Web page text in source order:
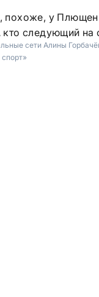
похоже, у
следующий на
сети Алины